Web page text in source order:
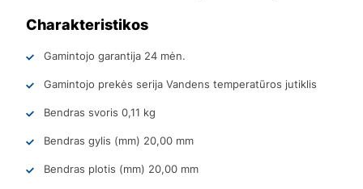
Charakteristikos
Gamintojo garantija 24 mėn.
Gamintojo prekės serija Vandens temperatūros jutiklis
Bendras svoris 0,11 kg
Bendras gylis (mm) 20,00 mm
Bendras plotis (mm) 20,00 mm